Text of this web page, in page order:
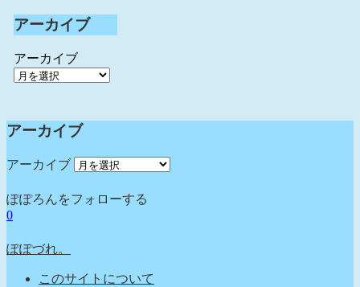
アーカイブ
アーカイブ
アーカイブ
アーカイブ
ぽぽろんをフォローする
0
ぽぽづれ。
このサイトについて